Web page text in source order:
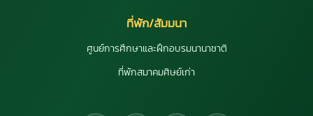
ที่พัก/สัมมนา
ศูนย์การศึกษาและฝึกอบรมนานาชาติ
ที่พักสมาคมศิษย์เก่า